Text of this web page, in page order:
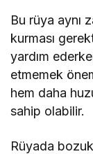
Bu rüya aynı
kurması
yardım
etmemek
hem daha
sahip olabilir.
Rüyada